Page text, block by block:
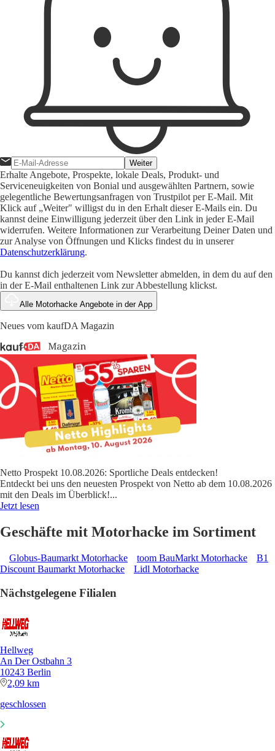
Weiter
Erhalte Angebote, Prospekte, lokale Deals, Produkt- und
Serviceneuigkeiten von Bonial und ausgewählten Partnern, sowie
gelegentliche Bewertungsanfragen von Trustpilot per E-Mail. Mit
Klick auf „Weiter" willigst du in den Erhalt dieser E-Mails ein. Du
kannst deine Einwilligung jederzeit über den Link in jeder E-Mail
widerrufen. Weitere Informationen zur Verarbeitung Deiner Daten und
zur Analyse von Öffnungen und Klicks findest du in unserer
Datenschutzerklärung.
Du kannst dich jederzeit vom Newsletter abmelden, in dem du auf den
in der E-Mail enthaltenen Link zur Abbestellung klickst.
Alle Motorhacke Angebote in der App
Neues vom kaufDA Magazin
Netto Prospekt 10.08.2026: Sportliche Deals entdecken!
Entdeckt bei uns den neuesten Prospekt von Netto ab dem 10.08.2026
mit den Deals im Überblick!...
Jetzt lesen
Geschäfte mit Motorhacke im Sortiment
Globus-Baumarkt Motorhacke toom BauMarkt Motorhacke
B1
Discount Baumarkt Motorhacke
Lidl Motorhacke
Nächstgelegene Filialen
Hellweg
An Der Ostbahn 3
10243 Berlin
2,09 km
geschlossen